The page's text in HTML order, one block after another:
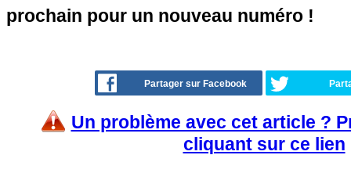
prochain pour un nouveau numéro !
Partager sur Facebook
Un problème avec cet article ?
cliquant sur ce lien